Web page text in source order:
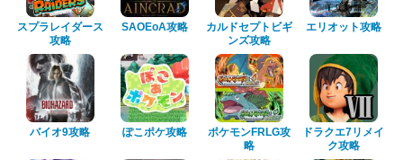
スプラレイダース
攻略
SAOEoA攻略
カルドセプトビギ
ンズ攻略
エリオット攻略
バイオ9攻略 ぽこポケ攻略
ポケモンFRLG攻
略
ドラクエ7リメイ
ク攻略